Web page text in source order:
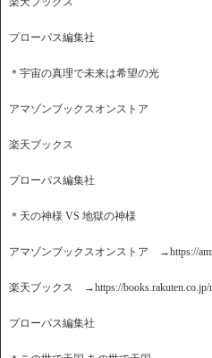
プローパス編集社
＊宇宙の真理で未来は希望の光
アマゾンブックスオンストア
楽天ブックス
プローパス編集社
＊天の神様 VS 地獄の神様
アマゾンブックスオンストア →https://
楽天ブックス →https://books.rakuten.co.jp/
プローパス編集社